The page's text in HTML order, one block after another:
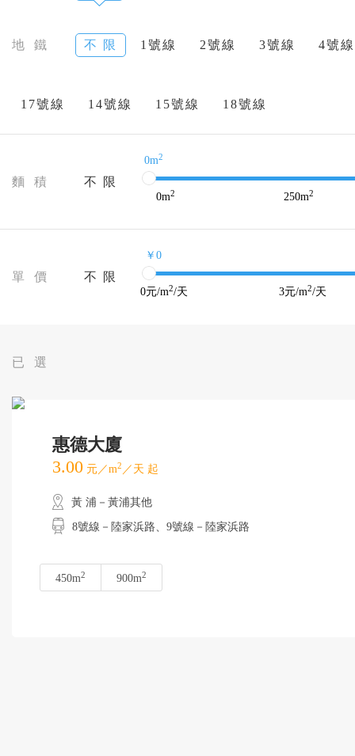
地 鐵 不 限 1號線 2號線 3號線 4號線
17號線 14號線 15號線 18號線
麵 積 不 限
0m2
0m2 250m2
單 價 不 限
￥0
0元/m2/天 3元/m2/天
已 選
惠德大廈
3.00 元／m2 ／天 起
黃 浦－黃浦其他
8號線－陸家浜路、9號線－陸家浜路
450m2 900m2